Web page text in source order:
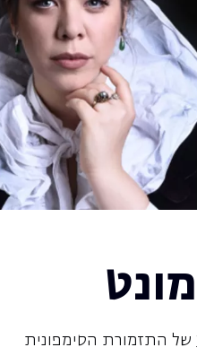
קונצרט פתיחת העונה ה 36 של התזמורת הסימפונית